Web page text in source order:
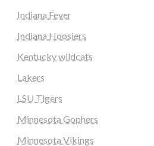
Indiana Fever
Indiana Hoosiers
Kentucky wildcats
Lakers
LSU Tigers
Minnesota Gophers
Minnesota Vikings